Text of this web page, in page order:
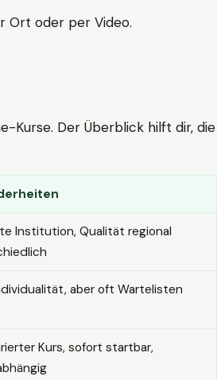
Ort oder per Video.
Kurse. Der Überblick hilft dir, die
Institution, Qualität regional
aber oft Wartelisten
Kurs, sofort startbar,